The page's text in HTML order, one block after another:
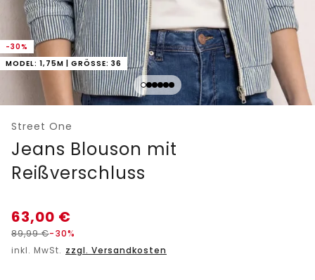
-30%
MODEL: 1,75M | GRÖSSE: 36
Street One
Jeans Blouson mit
Reißverschluss
63,00 €
89,99€-30%
inkl. MwSt. zzgl. Versandkosten